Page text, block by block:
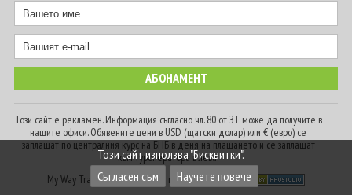
Този сайт е рекламен. Информация съгласно чл. 80 от ЗТ може да получите в
нашите офиси. Обявените цени в USD (щатски долар) или € (евро) се
заплащат по централния курс на БНБ в деня на плащането и се заплащат
към туроператора в лева.
My Way Travel © 2016. Всички права запазени
Този сайт използва "Бисквитки".
Съгласен съм
Научете повече